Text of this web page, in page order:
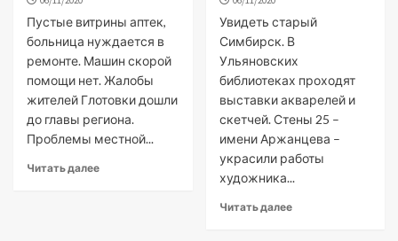
Пустые витрины аптек,
больница нуждается в
ремонте. Машин скорой
помощи нет. Жалобы
жителей Глотовки дошли
до главы региона.
Проблемы местной...
Читать далее
Увидеть старый
Симбирск. В
Ульяновских
библиотеках проходят
выставки акварелей и
скетчей. Стены 25 –
имени Аржанцева –
украсили работы
художника...
Читать далее